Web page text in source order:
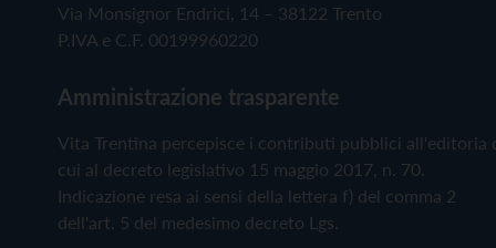
Via Monsignor Endrici, 14 – 38122 Trento
P.IVA e C.F. 00199960220
Amministrazione trasparente
Vita Trentina percepisce i contributi pubblici all'editoria
cui al decreto legislativo 15 maggio 2017, n. 70.
Indicazione resa ai sensi della lettera f) del comma 2
dell'art. 5 del medesimo decreto Lgs.